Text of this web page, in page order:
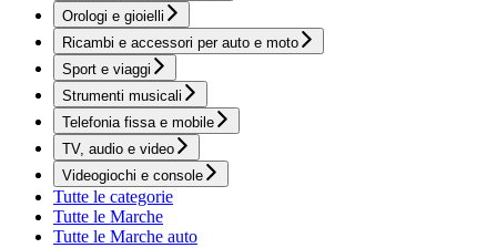
Orologi e gioielli
Ricambi e accessori per auto e moto
Sport e viaggi
Strumenti musicali
Telefonia fissa e mobile
TV, audio e video
Videogiochi e console
Tutte le categorie
Tutte le Marche
Tutte le Marche auto